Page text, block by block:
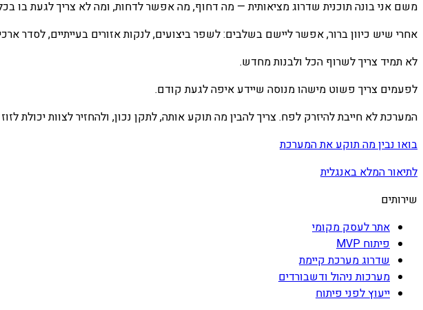
משם אני בונה תוכנית שדרוג מציאותית — מה דחוף, מה אפשר לדחות, ומה לא צריך לגעת בו
אחרי שיש כיוון ברור, אפשר ליישם בשלבים: לשפר ביצועים, לנקות אזורים בעייתיים, לסדר
לא תמיד צריך לשרוף הכל ולבנות מחדש.
לפעמים צריך פשוט מישהו מנוסה שיידע איפה לגעת קודם.
המערכת לא חייבת להיזרק לפח. צריך להבין מה תוקע אותה, לתקן נכון, ולהחזיר לצוות יכולת
בואו נבין מה תוקע את המערכת
לתיאור המלא באנגלית
שירותים
אתר לעסק מקומי
פיתוח MVP
שדרוג מערכת קיימת
מערכות ניהול ודשבורדים
ייעוץ לפני פיתוח